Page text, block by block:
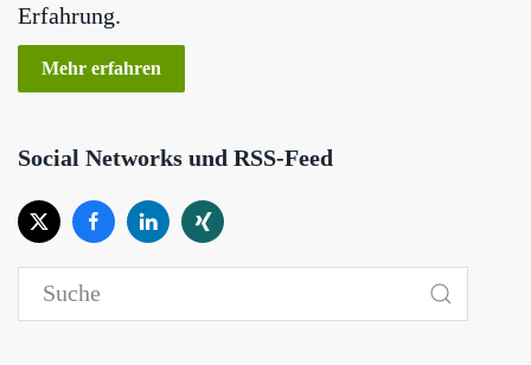
Erfahrung.
Mehr erfahren
Social Networks und RSS-Feed